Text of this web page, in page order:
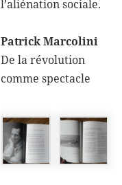
l’aliénation sociale.
Patrick Marcolini
De la révolution
comme spectacle